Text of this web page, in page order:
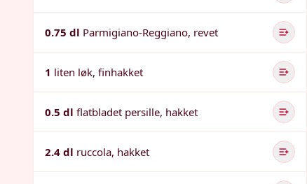
0.75 dl Parmigiano-Reggiano, revet
1 liten løk, finhakket
0.5 dl flatbladet persille, hakket
2.4 dl ruccola, hakket